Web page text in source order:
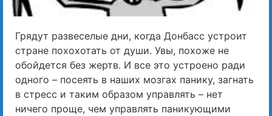
Грядут развеселые дни, когда Донбасс устроит
стране похохотать от души. Увы, похоже не
обойдется без жертв. И все это устроено ради
одного – посеять в наших мозгах панику, загнать
в стресс и таким образом управлять – нет
ничего проще, чем управлять паникующими